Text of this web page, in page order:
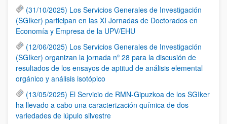
(31/10/2025) Los Servicios Generales de Investigación
(SGIker) participan en las XI Jornadas de Doctorados en
Economía y Empresa de la UPV/EHU
(12/06/2025) Los Servicios Generales de Investigación
(SGIker) organizan la jornada nº 28 para la discusión de
resultados de los ensayos de aptitud de análisis elemental
orgánico y análisis isotópico
(13/05/2025) El Servicio de RMN-Gipuzkoa de los SGIker
ha llevado a cabo una caracterización química de dos
variedades de lúpulo silvestre